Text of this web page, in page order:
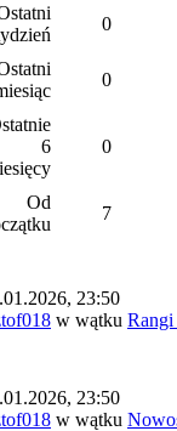
0
0
6
0
Od
7
23:50
w wątku
23:50
w wątku